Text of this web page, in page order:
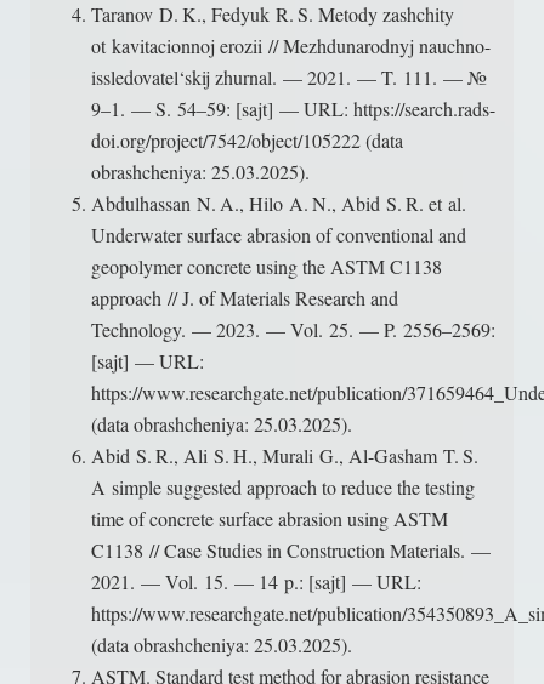
Taranov D. K., Fedyuk R. S. Metody zashchity
ot kavitacionnoj erozii // Mezhdunarodnyj nauchno-
issledovatel‘skij zhurnal. — 2021. — T. 111. — №
9–1. — S. 54–59: [sajt] — URL: https://search.rads-
doi.org/project/7542/object/105222 (data
obrashcheniya: 25.03.2025).
Abdulhassan N. A., Hilo A. N., Abid S. R. et al.
Underwater surface abrasion of conventional and
geopolymer concrete using the ASTM C1138
approach // J. of Materials Research and
Technology. — 2023. — Vol. 25. — P. 2556–2569:
[sajt] — URL:
https://www.researchgate.net/publication/
(data obrashcheniya: 25.03.2025).
Abid S. R., Ali S. H., Murali G., Al-Gasham T. S.
A simple suggested approach to reduce the testing
time of concrete surface abrasion using ASTM
C1138 // Case Studies in Construction Materials. —
2021. — Vol. 15. — 14 p.: [sajt] — URL:
https://www.researchgate.net/publication/
(data obrashcheniya: 25.03.2025).
ASTM. Standard test method for abrasion resistance